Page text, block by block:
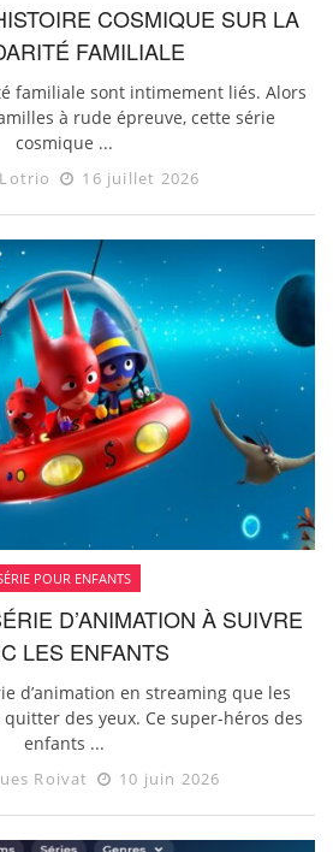
COSMIQUE SUR LA
FAMILIALE
familiale sont intimement liés. Alors
à rude épreuve, cette série
cosmique ...
16 juillet 2026
POUR ENFANTS
D’ANIMATION À SUIVRE
LES ENFANTS
d’animation en streaming que les
des yeux. Ce super-héros des
enfants ...
Roivat 10 juin 2026